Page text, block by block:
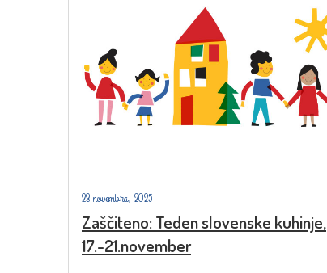
23 novembra, 2025
Zaščiteno: Teden slovenske kuhinje,
17.-21.november